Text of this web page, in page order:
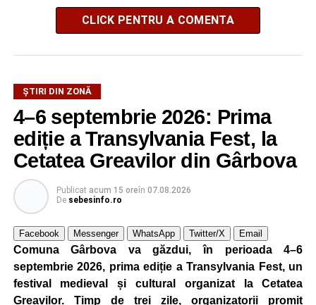
CLICK PENTRU A COMENTA
ȘTIRI DIN ZONĂ
4–6 septembrie 2026: Prima
ediție a Transylvania Fest, la
Cetatea Greavilor din Gârbova
Publicat acum 15 oreîn 07.08.2026
De sebesinfo.ro
Facebook Messenger WhatsApp Twitter/X Email
Comuna Gârbova va găzdui, în perioada 4–6
septembrie 2026, prima ediție a Transylvania Fest, un
festival medieval și cultural organizat la Cetatea
Greavilor. Timp de trei zile, organizatorii promit